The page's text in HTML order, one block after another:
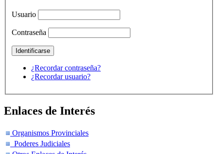
Usuario
Contraseña
¿Recordar contraseña?
¿Recordar usuario?
Enlaces de Interés
Organismos Provinciales
Poderes Judiciales